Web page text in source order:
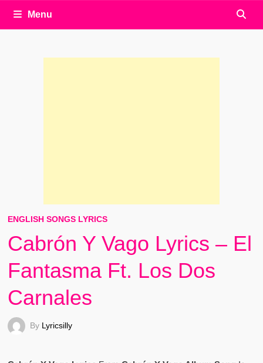
Menu
ENGLISH SONGS LYRICS
Cabrón Y Vago Lyrics – El
Fantasma Ft. Los Dos
Carnales
By Lyricsilly